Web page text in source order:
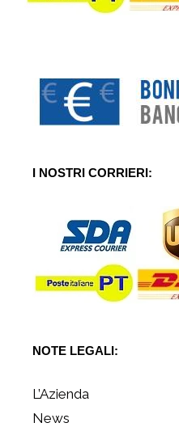
I NOSTRI CORRIERI:
NOTE LEGALI:
L’Azienda
News